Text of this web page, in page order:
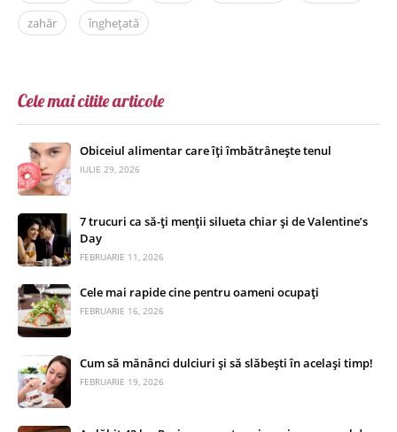
zahăr
înghețată
Cele mai citite articole
Obiceiul alimentar care îți îmbătrânește tenul
IULIE 29, 2026
7 trucuri ca să-ți menții silueta chiar și de Valentine’s
Day
FEBRUARIE 11, 2026
Cele mai rapide cine pentru oameni ocupați
FEBRUARIE 16, 2026
Cum să mănânci dulciuri și să slăbești în același timp!
FEBRUARIE 19, 2026